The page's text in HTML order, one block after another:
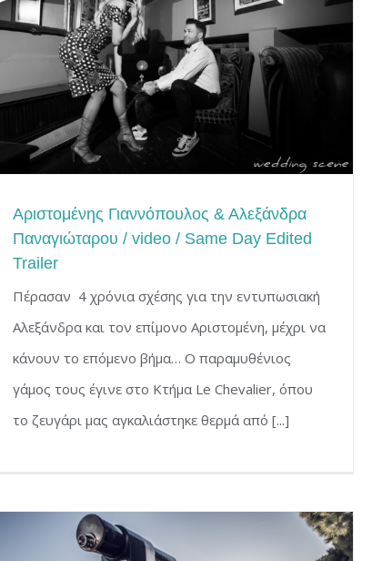
Αριστομένης Γιαννόπουλος & Αλεξάνδρα
Παναγιώταρου / video / Same Day Edited
Trailer
Πέρασαν 4 χρόνια σχέσης για την εντυπωσιακή
Αλεξάνδρα και τον επίμονο Αριστομένη, μέχρι να
κάνουν το επόμενο βήμα… Ο παραμυθένιος
γάμος τους έγινε στο Κτήμα Le Chevalier, όπου
το ζευγάρι μας αγκαλιάστηκε θερμά από [...]